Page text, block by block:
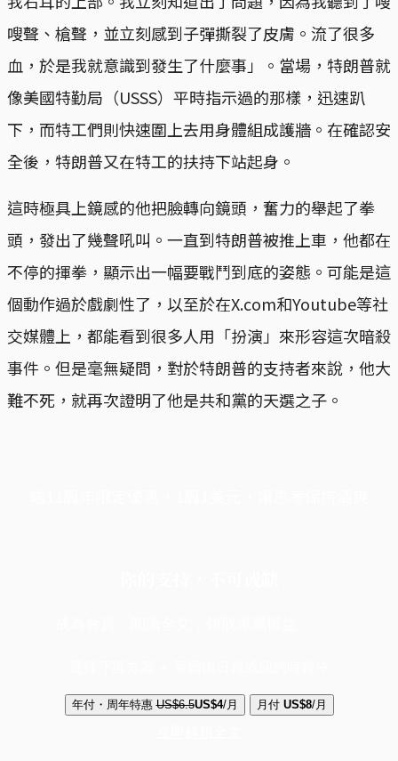
嗖聲、槍聲，並立刻感到子彈撕裂了皮膚。流了很多
血，於是我就意識到發生了什麼事」。當場，特朗普就
像美國特勤局（USSS）平時指示過的那樣，迅速趴
下，而特工們則快速圍上去用身體組成護牆。在確認安
全後，特朗普又在特工的扶持下站起身。
這時極具上鏡感的他把臉轉向鏡頭，奮力的舉起了拳
頭，發出了幾聲吼叫。一直到特朗普被推上車，他都在
不停的揮拳，顯示出一幅要戰鬥到底的姿態。可能是這
個動作過於戲劇性了，以至於在X.com和Youtube等社
交媒體上，都能看到很多人用「扮演」來形容這次暗殺
事件。但是毫無疑問，對於特朗普的支持者來說，他大
難不死，就再次證明了他是共和黨的天選之子。
年付・周年特惠 US$6.5US$4/月 月付 US$8/月